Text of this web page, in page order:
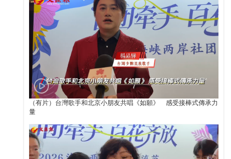
（有片）台灣歌手和北京小朋友共唱《如願》 感受接棒式傳承力
量